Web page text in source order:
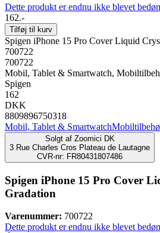
Dette produkt er endnu ikke blevet
162.-
Tilføj til kurv
Spigen iPhone 15 Pro Cover Liquid
700722
700722
Mobil, Tablet & Smartwatch,
Spigen
162
DKK
8809896750318
Mobil, Tablet & Smartwatch
Solgt af Zoomici DK
3 Rue Charles Cros Plateau de Lautagne
CVR-nr: FR80431807486
Spigen iPhone 15 Pro Cover
Gradation
Varenummer: 700722
Dette produkt er endnu ikke blevet